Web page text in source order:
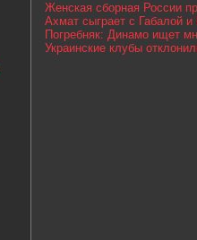
Женская сборная России
Ахмат сыграет с Габалой и
Погребняк: Динамо ищет
Украинские клубы